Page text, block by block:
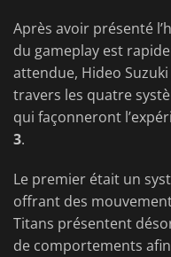
Après avoir présenté
du gameplay est
attendue, Hideo
travers les quatre
qui façonneront
3.
Le premier était un
offrant des
Titans présentent
de comportements